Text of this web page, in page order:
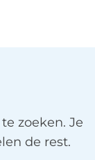
zoeken. Je
de rest.